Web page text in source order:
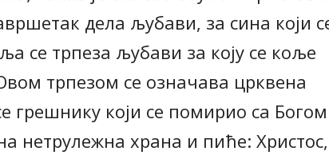
дела љубави, за сина који
се трпеза љубави за коју се коље
трпезом се означава црквена
грешнику који се помирио са Богом
нетрулежна храна и пиће: Христос,